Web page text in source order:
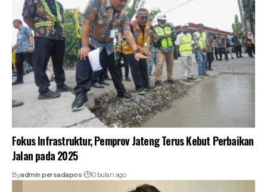
Fokus Infrastruktur, Pemprov Jateng Terus Kebut Perbaikan
Jalan pada 2025
Byadmin persadapos 10 bulan ago